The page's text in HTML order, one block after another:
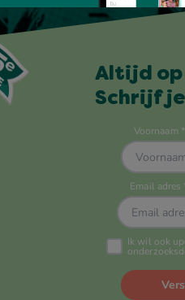
Altijd op
Schrijf